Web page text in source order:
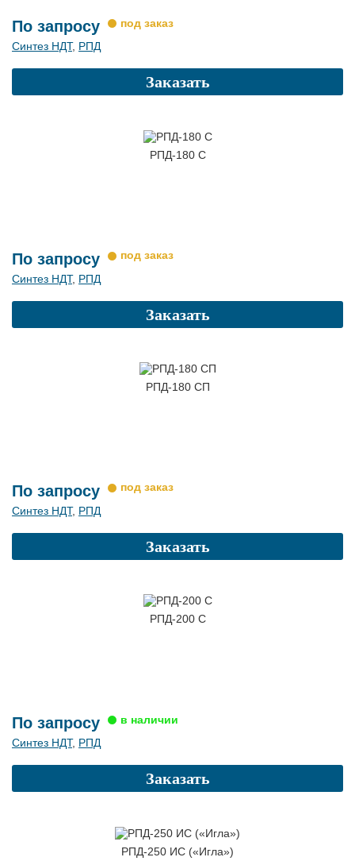
По запросу
Синтез НДТ, РПД
Заказать
РПД-180 С
По запросу
Синтез НДТ, РПД
Заказать
РПД-180 СП
По запросу
Синтез НДТ, РПД
Заказать
РПД-200 С
По запросу
Синтез НДТ, РПД
Заказать
РПД-250 ИС («Игла»)